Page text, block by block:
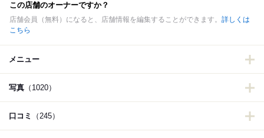
この店舗のオーナーですか？
店舗会員（無料）になると、店舗情報を編集することができます。 詳しくは
こちら
メニュー
写真 （1020）
口コミ （245）